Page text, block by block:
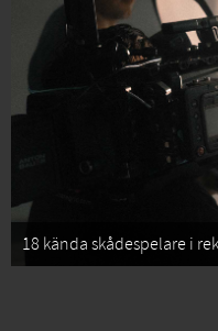
18 kända skådespelare i